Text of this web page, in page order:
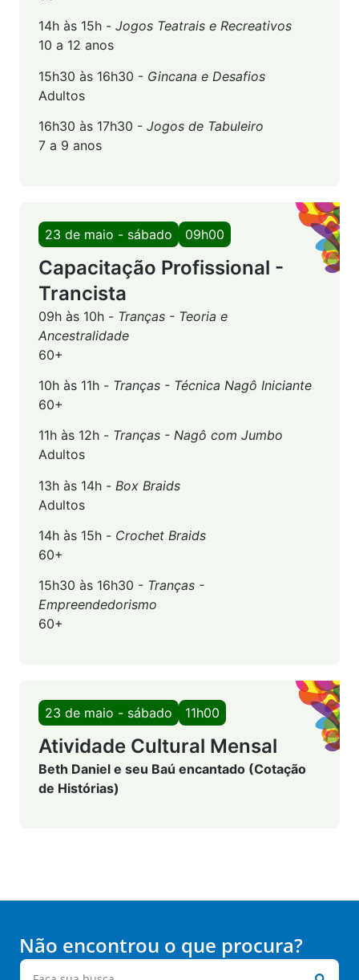
14h às 15h - Jogos Teatrais e Recreativos
10 a 12 anos
15h30 às 16h30 - Gincana e Desafios
Adultos
16h30 às 17h30 - Jogos de Tabuleiro
7 a 9 anos
23 de maio - sábado 09h00
Capacitação Profissional -
Trancista
09h às 10h - Tranças - Teoria e
Ancestralidade
60+
10h às 11h - Tranças - Técnica Nagô Iniciante
60+
11h às 12h - Tranças - Nagô com Jumbo
Adultos
13h às 14h - Box Braids
Adultos
14h às 15h - Crochet Braids
60+
15h30 às 16h30 - Tranças -
Empreendedorismo
60+
23 de maio - sábado 11h00
Atividade Cultural Mensal
Beth Daniel e seu Baú encantado (Cotação
de Histórias)
Não encontrou o que procura?